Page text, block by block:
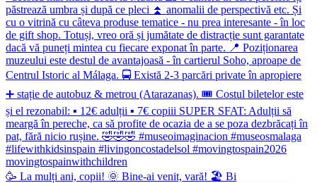
🥳 La mulți ani, copii! 🌞 Bine-ai venit, vară! 🏖 Bi